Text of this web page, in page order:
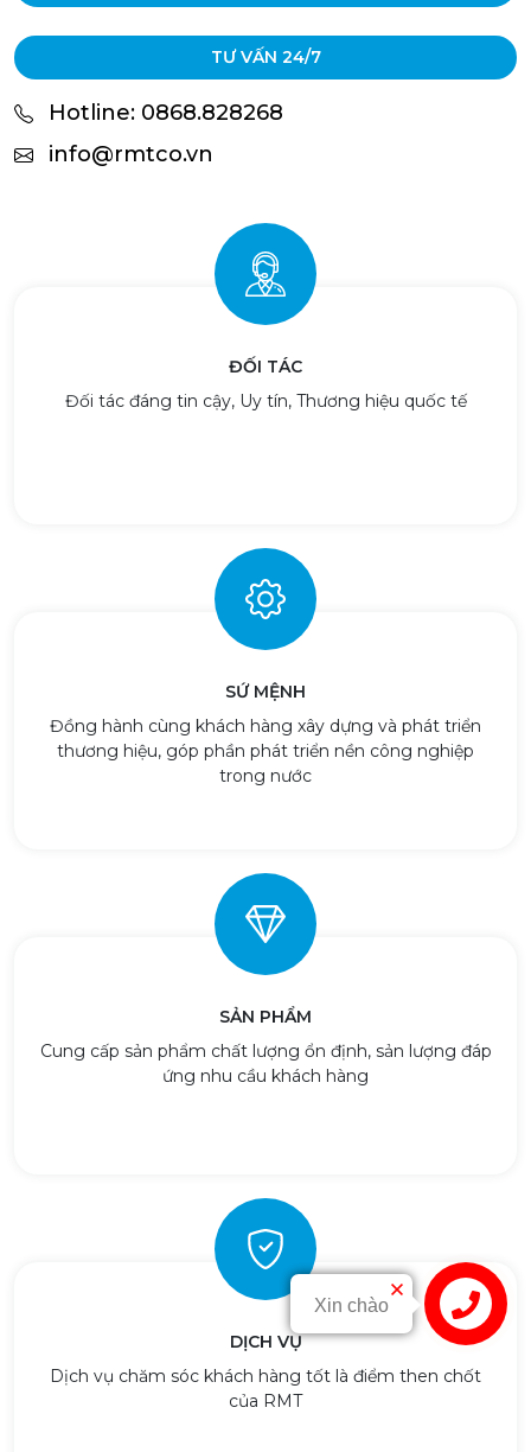
TƯ VẤN 24/7
Hotline: 0868.828268
info@rmtco.vn
ĐỐI TÁC
Đối tác đáng tin cậy, Uy tín, Thương hiệu quốc tế
SỨ MỆNH
Đồng hành cùng khách hàng xây dựng và phát triển
thương hiệu, góp phần phát triển nền công nghiệp
trong nước
SẢN PHẨM
Cung cấp sản phẩm chất lượng ổn định, sản lượng đáp
ứng nhu cầu khách hàng
DỊCH VỤ
Dịch vụ chăm sóc khách hàng tốt là điểm then chốt
của RMT
Liên hệ